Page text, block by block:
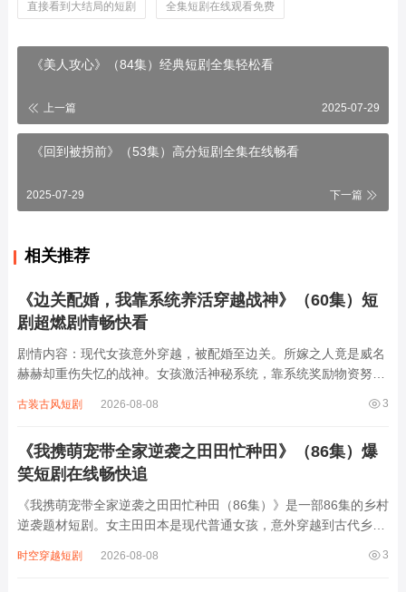
直接看到大结局的短剧 全集短剧在线观看免费
《美人攻心》（84集）经典短剧全集轻松看
上一篇 2025-07-29
《回到被拐前》（53集）高分短剧全集在线畅看
2025-07-29 下一篇
相关推荐
《边关配婚，我靠系统养活穿越战神》（60集）短
剧超燃剧情畅快看
剧情内容：现代女孩意外穿越，被配婚至边关。所嫁之人竟是威名
赫赫却重伤失忆的战神。女孩激活神秘系统，靠系统奖励物资努力
动，有人妄图对战神不利。女孩与战神携手应对，凭借系统与智慧
3
古装古风短剧 2026-08-08
《我携萌宠带全家逆袭之田田忙种田》（86集）爆
笑短剧在线畅快追
《我携萌宠带全家逆袭之田田忙种田（86集）》是一部86集的乡村
逆袭题材短剧。女主田田本是现代普通女孩，意外穿越到古代乡
家人一起开启种田逆袭之路。从开垦荒地、种植作物，到改良农
3
时空穿越短剧 2026-08-08